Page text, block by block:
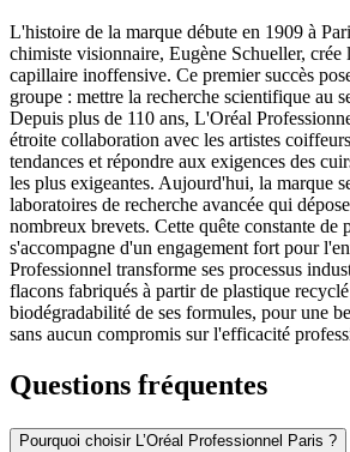
L'histoire de la marque débute en 1909 à
chimiste visionnaire, Eugène Schueller, crée
capillaire inoffensive. Ce premier succès
groupe : mettre la recherche scientifique au
Depuis plus de 110 ans, L'Oréal
étroite collaboration avec les artistes
tendances et répondre aux exigences des
les plus exigeantes. Aujourd'hui, la marque
laboratoires de recherche avancée qui
nombreux brevets. Cette quête constante de
s'accompagne d'un engagement fort pour
Professionnel transforme ses processus
flacons fabriqués à partir de plastique
biodégradabilité de ses formules, pour une
sans aucun compromis sur l'efficacité
Questions fréquentes
Pourquoi choisir L’Oréal Professionnel Paris ?